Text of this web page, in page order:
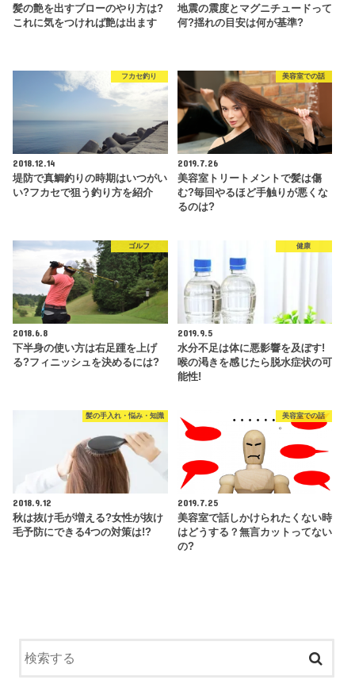
髪の艶を出すブローのやり方は?
これに気をつければ艶は出ます
地震の震度とマグニチュードって
何?揺れの目安は何が基準?
フカセ釣り
2018.12.14
堤防で真鯛釣りの時期はいつがい
い?フカセで狙う釣り方を紹介
美容室での話
2019.7.26
美容室トリートメントで髪は傷
む?毎回やるほど手触りが悪くな
るのは?
ゴルフ
2018.6.8
下半身の使い方は右足踵を上げ
る?フィニッシュを決めるには?
健康
2019.9.5
水分不足は体に悪影響を及ぼす!
喉の渇きを感じたら脱水症状の可
能性!
髪の手入れ・悩み・知識
2018.9.12
秋は抜け毛が増える?女性が抜け
毛予防にできる4つの対策は!?
美容室での話
2019.7.25
美容室で話しかけられたくない時
はどうする？無言カットってない
の?